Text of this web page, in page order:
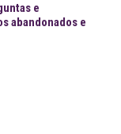
e
abandonados e